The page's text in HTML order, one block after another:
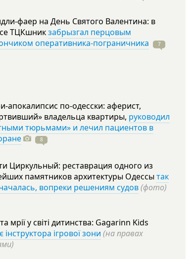
фаер на День Святого Валентина: в
ТЦКшникзабрызгал перцовым
оперативника-пограничника
7
апокалипсис по-одесски: аферист,
владельца квартиры, руководил
тюрьмами» и лечил пациентов в
8
Циркульный: реставрация одного из
памятников архитектуры Одессы так
вопреки решениям судов(фото)
мрії у світі дитинства: Gagarinn Kids
інструктора ігрової зони (на правах